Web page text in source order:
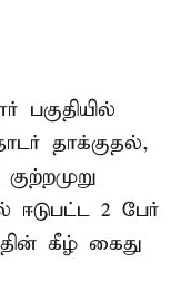
தாக்குதல்,
ஈடுபட்ட 2 பேர்
கீழ் கைது